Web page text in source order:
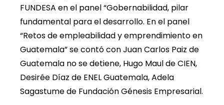
FUNDESA en el panel “Gobernabilidad, pilar
fundamental para el desarrollo. En el panel
“Retos de empleabilidad y emprendimiento en
Guatemala” se contó con Juan Carlos Paiz de
Guatemala no se detiene, Hugo Maul de CIEN,
Desirée Díaz de ENEL Guatemala, Adela
Sagastume de Fundación Génesis Empresarial.